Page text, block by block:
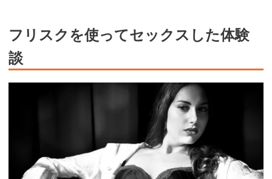
フリスクを使ってセックスした体験
談